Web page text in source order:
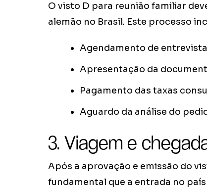
O visto D para reunião familiar
alemão no Brasil. Este processo
Agendamento de
Apresentação da
Pagamento das taxas
Aguardo da análise do
3. Viagem e
Após a aprovação e emissão do
fundamental que a entrada no